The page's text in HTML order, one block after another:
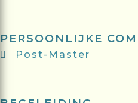
PERSOONLIJKE
Post-Master